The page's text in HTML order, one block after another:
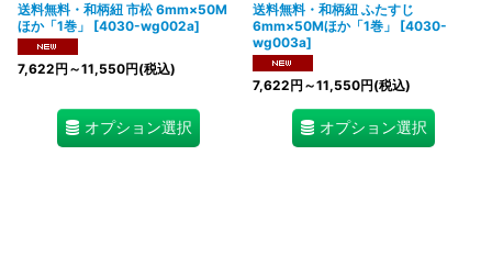
送料無料・和柄紐 市松 6mm×50M
ほか「1巻」
[4030-wg002a]
7,622円 ～11,550円(税込)
オプション選択
送料無料・和柄紐 ふたすじ
6mm×50Mほか「1巻」
[4030-
wg003a]
7,622円 ～11,550円(税込)
オプション選択